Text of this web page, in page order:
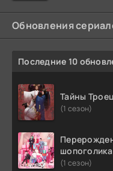
Обновления
Последние 10
Тайны
(1 сезон)
шопоголика
(1 сезон)